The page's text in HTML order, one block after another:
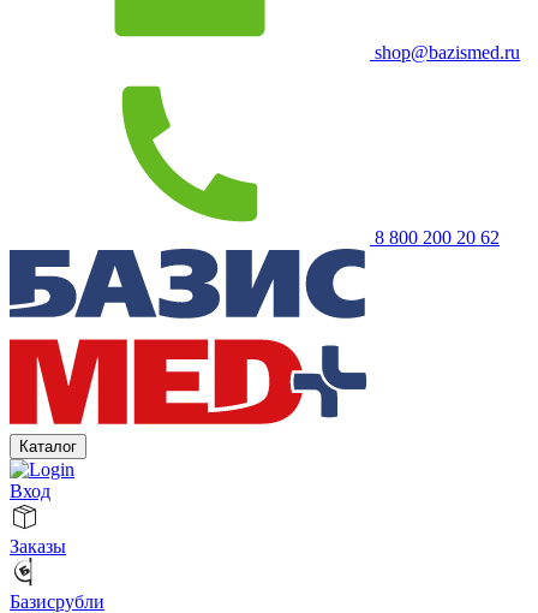
shop@bazismed.ru
8 800 200 20 62
Каталог
Вход
Заказы
Базисрубли